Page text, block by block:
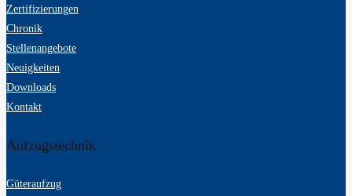
Zertifizierungen
Chronik
Stellenangebote
Neuigkeiten
Downloads
Kontakt
Aufzugstechnik
Güteraufzug